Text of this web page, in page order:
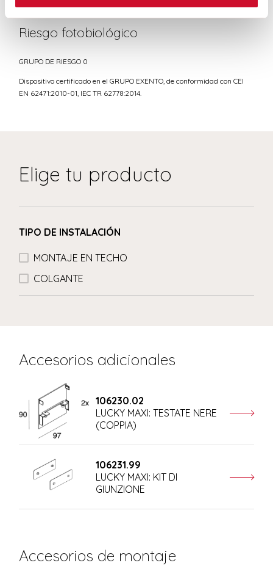
Riesgo fotobiológico
GRUPO DE RIESGO 0
Dispositivo certificado en el GRUPO EXENTO, de conformidad con CEI
EN 62471:2010-01, IEC TR 62778:2014.
Elige tu producto
TIPO DE INSTALACIÓN
MONTAJE EN TECHO
COLGANTE
Accesorios adicionales
106230.02
LUCKY MAXI: TESTATE NERE
(COPPIA)
106231.99
LUCKY MAXI: KIT DI
GIUNZIONE
Accesorios de montaje